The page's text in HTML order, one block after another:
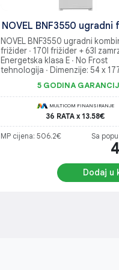
NOVEL BNF3550 ugradni
NOVEL BNF3550 ugradni
frižider ∙ 170l frižider + 63l
Energetska klasa E ∙ No Frost
tehnologija ∙ Dimenzije: 54 x
5 GODINA
MULTICOM FINANSIRANJE
36 RATA x 13.58€
MP cijena: 506.2€ Sa
Dodaj u